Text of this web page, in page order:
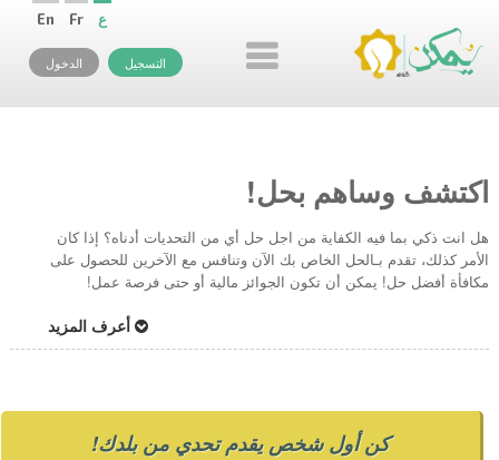
En Fr ع
التسجيل الدخول
اكتشف وساهم بحل!
هل انت ذكي بما فيه الكفاية من اجل حل أي من التحديات أدناه؟ إذا كان
الأمر كذلك، تقدم بـالحل الخاص بك الآن وتنافس مع الآخرين للحصول على
مكافأة أفضل حل! يمكن أن تكون الجوائز مالية أو حتى فرصة عمل!
أعرف المزيد
كن أول شخص يقدم تحدي من بلدك!